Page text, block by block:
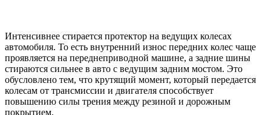
Интенсивнее стирается протектор на ведущих колесах
автомобиля. То есть внутренний износ передних колес чаще
проявляется на переднеприводной машине, а задние шины
стираются сильнее в авто с ведущим задним мостом. Это
обусловлено тем, что крутящий момент, который передается
колесам от трансмиссии и двигателя способствует
повышению силы трения между резиной и дорожным
покрытием.